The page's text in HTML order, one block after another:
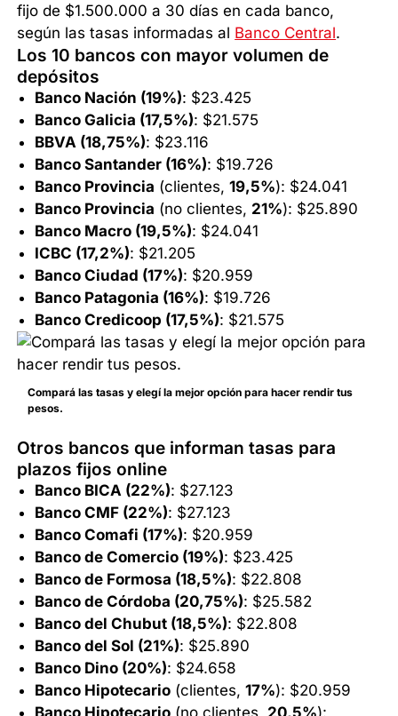
fijo de $1.500.000 a 30 días en cada banco,
según las tasas informadas al Banco Central.
Los 10 bancos con mayor volumen de
depósitos
Banco Nación (19%): $23.425
Banco Galicia (17,5%): $21.575
BBVA (18,75%): $23.116
Banco Santander (16%): $19.726
Banco Provincia (clientes,19,5%): $24.041
Banco Provincia (no clientes, 21%): $25.890
Banco Macro (19,5%): $24.041
ICBC (17,2%): $21.205
Banco Ciudad (17%): $20.959
Banco Patagonia (16%): $19.726
Banco Credicoop (17,5%): $21.575
Compará las tasas y elegí la mejor opción para hacer rendir tus
pesos.
Otros bancos que informan tasas para
plazos fijos online
Banco BICA (22%): $27.123
Banco CMF (22%): $27.123
Banco Comafi (17%): $20.959
Banco de Comercio (19%): $23.425
Banco de Formosa (18,5%): $22.808
Banco de Córdoba (20,75%): $25.582
Banco del Chubut (18,5%): $22.808
Banco del Sol (21%): $25.890
Banco Dino (20%): $24.658
Banco Hipotecario (clientes,17%): $20.959
Banco Hipotecario (no clientes, 20,5%):